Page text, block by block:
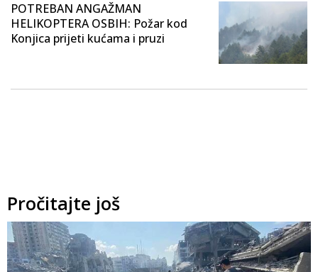
POTREBAN ANGAŽMAN
HELIKOPTERA OSBIH: Požar kod
Konjica prijeti kućama i pruzi
Pročitajte još